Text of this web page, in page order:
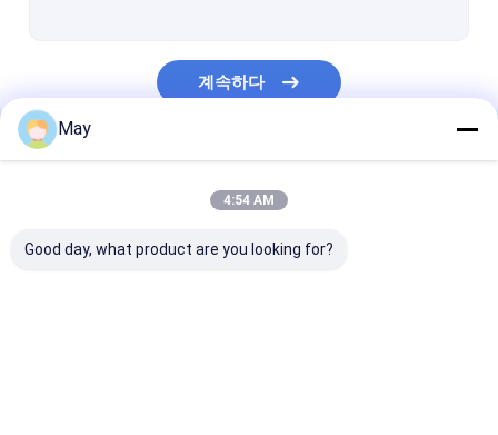
피르 작동 센서
일광 감지기
계속하다
May
4:54 AM
Good day, what product are you looking for?